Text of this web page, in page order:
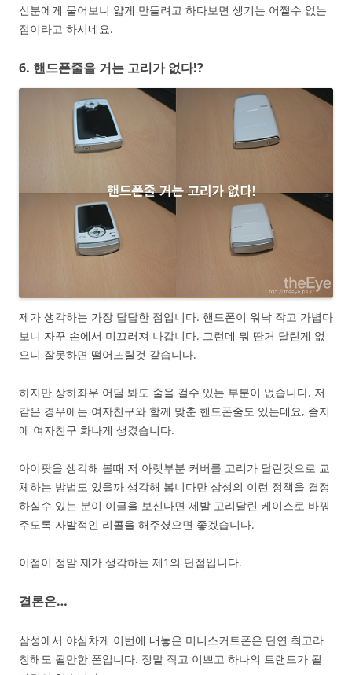
신분에게 물어보니 얇게 만들려고 하다보면 생기는 어쩔수 없는
점이라고 하시네요.
6. 핸드폰줄을 거는 고리가 없다!?
제가 생각하는 가장 답답한 점입니다. 핸드폰이 워낙 작고 가볍다
보니 자꾸 손에서 미끄러져 나갑니다. 그런데 뭐 딴거 달린게 없
으니 잘못하면 떨어뜨릴것 같습니다.
하지만 상하좌우 어딜 봐도 줄을 걸수 있는 부분이 없습니다. 저
같은 경우에는 여자친구와 함께 맞춘 핸드폰줄도 있는데요, 졸지
에 여자친구 화나게 생겼습니다.
아이팟을 생각해 볼때 저 아랫부분 커버를 고리가 달린것으로 교
체하는 방법도 있을까 생각해 봅니다만 삼성의 이런 정책을 결정
하실수 있는 분이 이글을 보신다면 제발 고리달린 케이스로 바꿔
주도록 자발적인 리콜을 해주셨으면 좋겠습니다.
이점이 정말 제가 생각하는 제1의 단점입니다.
결론은…
삼성에서 야심차게 이번에 내놓은 미니스커트폰은 단연 최고라
칭해도 될만한 폰입니다. 정말 작고 이쁘고 하나의 트랜드가 될